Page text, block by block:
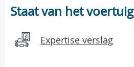
Staat van het voertuig
Expertise verslag